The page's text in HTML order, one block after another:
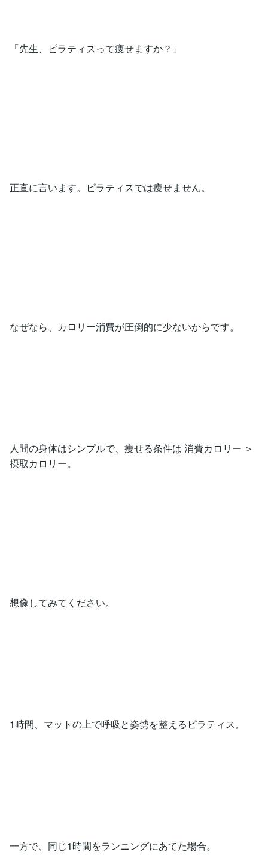
「先生、ピラティスって痩せますか？」
正直に言います。ピラティスでは痩せません。
なぜなら、カロリー消費が圧倒的に少ないからです。
人間の身体はシンプルで、痩せる条件は 消費カロリー ＞
摂取カロリー。
想像してみてください。
1時間、マットの上で呼吸と姿勢を整えるピラティス。
一方で、同じ1時間をランニングにあてた場合。